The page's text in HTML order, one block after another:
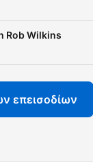
Rob Wilkins
επεισοδίων